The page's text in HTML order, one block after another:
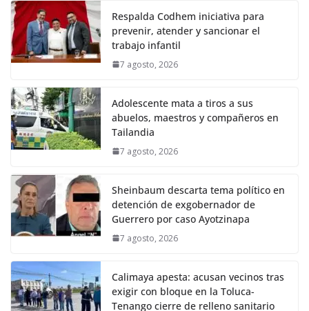
Respalda Codhem iniciativa para
prevenir, atender y sancionar el
trabajo infantil
7 agosto, 2026
Adolescente mata a tiros a sus
abuelos, maestros y compañeros en
Tailandia
7 agosto, 2026
Sheinbaum descarta tema político en
detención de exgobernador de
Guerrero por caso Ayotzinapa
7 agosto, 2026
Calimaya apesta: acusan vecinos tras
exigir con bloque en la Toluca-
Tenango cierre de relleno sanitario